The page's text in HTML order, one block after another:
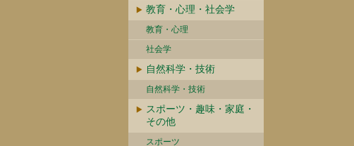
教育・心理・社会学
教育・心理
社会学
自然科学・技術
自然科学・技術
スポーツ・趣味・家庭・
その他
スポーツ